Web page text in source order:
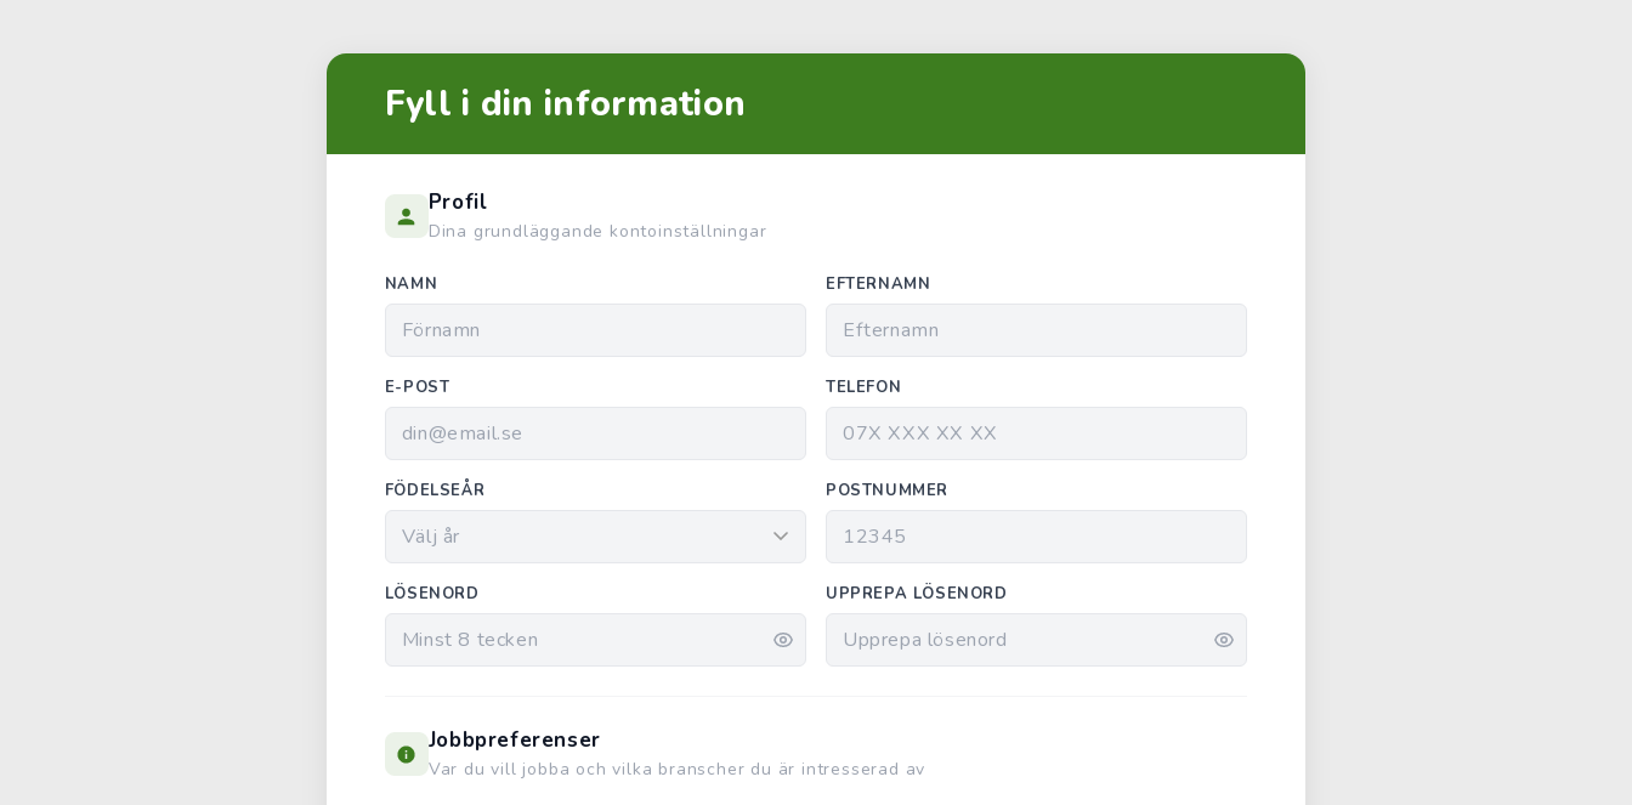
Fyll i din information
Profil
Dina grundläggande kontoinställningar
NAMN EFTERNAMN
E-POST TELEFON
FÖDELSEÅR POSTNUMMER
LÖSENORD UPPREPA LÖSENORD
Jobbpreferenser
Var du vill jobba och vilka branscher du är intresserad av